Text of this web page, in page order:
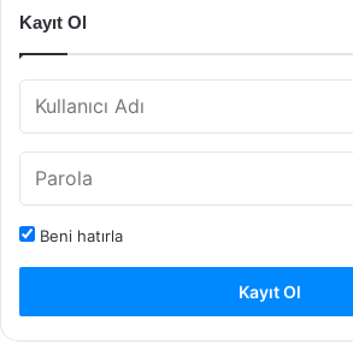
Kayıt Ol
Beni hatırla
Kayıt Ol